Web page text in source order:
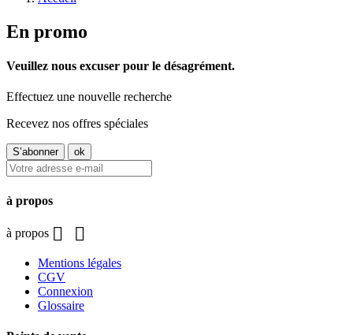
En promo
Veuillez nous excuser pour le désagrément.
Effectuez une nouvelle recherche
Recevez nos offres spéciales
à propos
à propos  
Mentions légales
CGV
Connexion
Glossaire